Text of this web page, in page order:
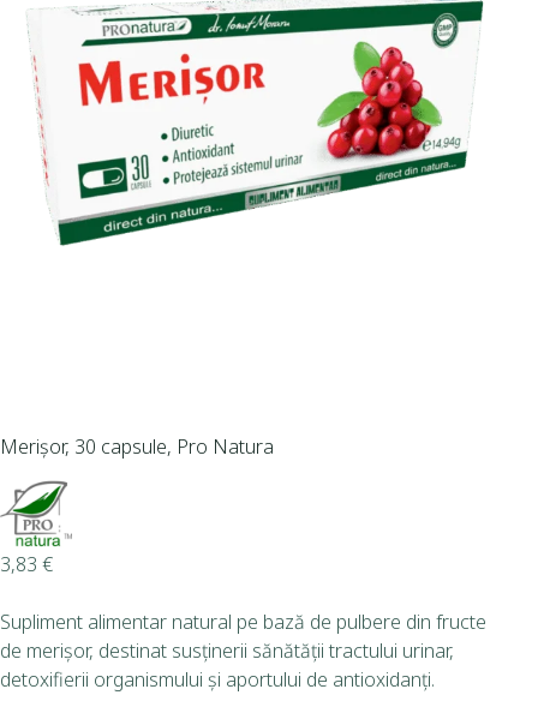
Merișor, 30 capsule, Pro Natura
3,83 €
Supliment alimentar natural pe bază de pulbere din fructe
de merișor, destinat susținerii sănătății tractului urinar,
detoxifierii organismului și aportului de antioxidanți.